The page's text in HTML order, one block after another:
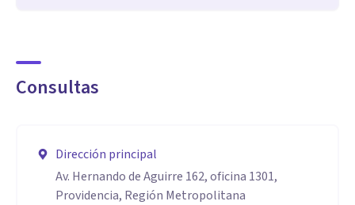
Consultas
Dirección principal
Av. Hernando de Aguirre 162, oficina 1301,
Providencia, Región Metropolitana